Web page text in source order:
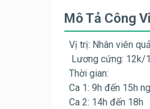
Mô Tả Công
Vị trị: Nhân viên
Lương cứng: 12k/
Thời gian:
Ca 1: 9h đến 15h
Ca 2: 14h đến 18h